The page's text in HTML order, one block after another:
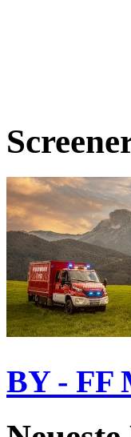
BY - FF